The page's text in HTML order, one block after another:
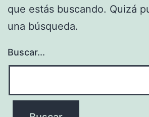
que estás buscando. Quizá
una búsqueda.
Buscar...